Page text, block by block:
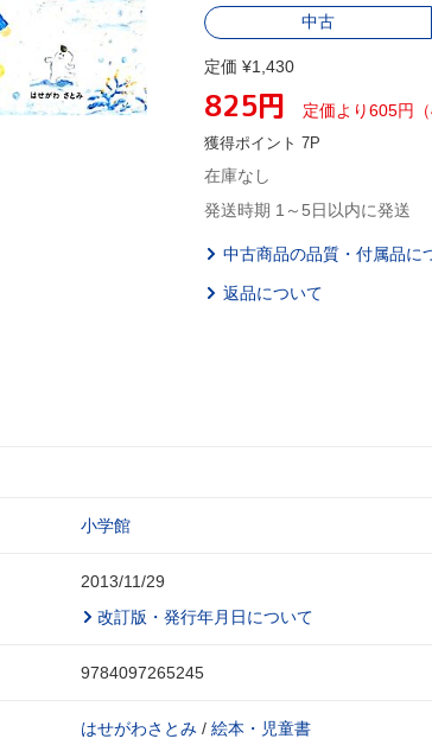
中古
定価 ¥1,430
825円 定価より605円
獲得ポイント 7P
在庫なし
発送時期 1～5日以内に発送
中古商品の品質・付属品に
返品について
小学館
2013/11/29
改訂版・発行年月日について
9784097265245
はせがわさとみ / 絵本・児童書